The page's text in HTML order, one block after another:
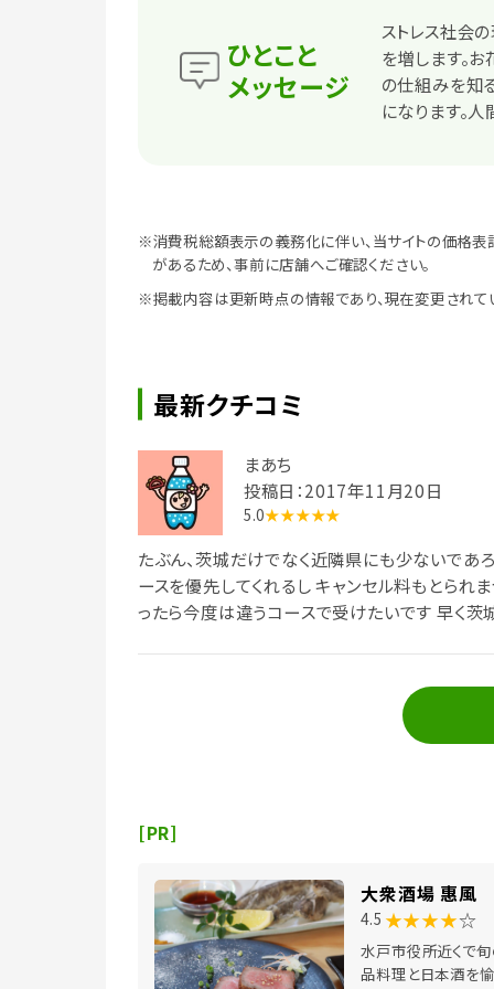
ひとこと
メッセージ
ストレス社会
を増します。
の仕組みを知
になります。
※消費税総額表示の義務化に伴い、当サイトの価格
があるため、事前に店舗へご確認ください。
※掲載内容は更新時点の情報であり、現在変更されて
最新クチコミ
まあち
投稿日：2017年11月20日
5.0★★★★★
たぶん、茨城だけでなく近隣県にも少ないであ
ースを優先してくれるし キャンセル料もとられませんでした 今は引っ越してしまったので
ったら今度は違うコースで受けたいです 早く茨
[PR]
大衆酒場 惠風
4.5 ★★★★☆
水戸市役所近くで
品料理と日本酒を